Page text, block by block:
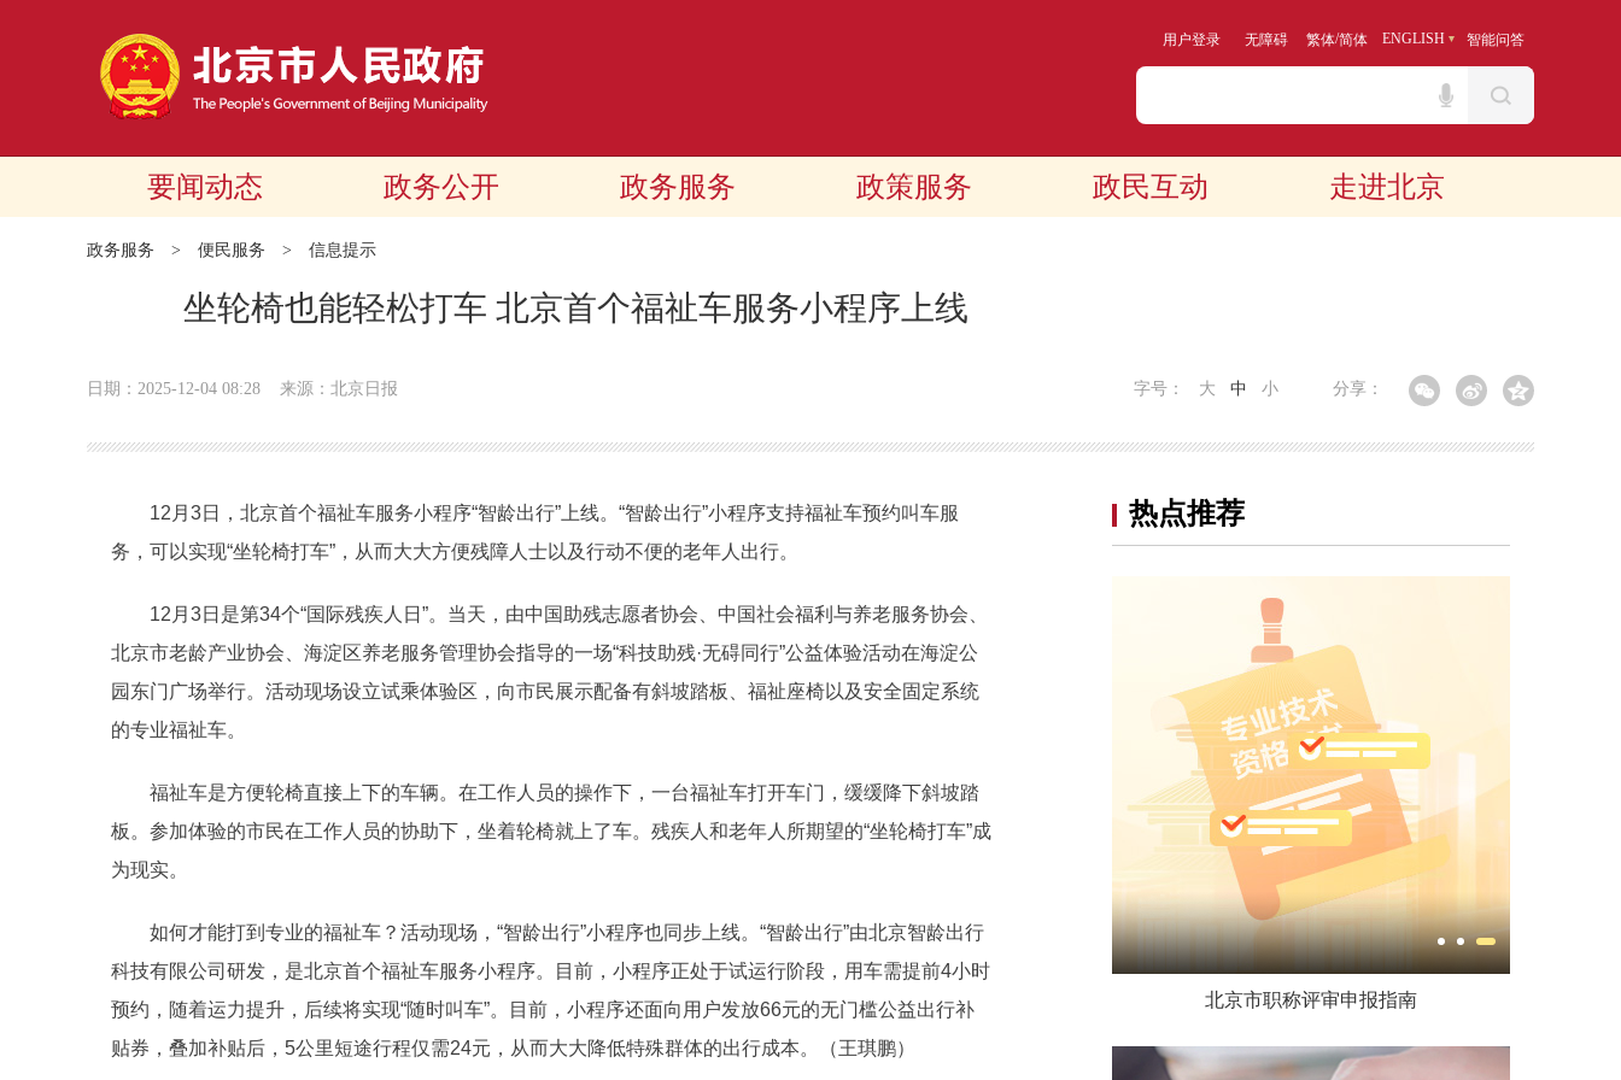
用户登录 无障碍 繁体/简体 ENGLISH 智能问答
要闻动态 政务公开 政务服务 政策服务 政民互动 走进北京
政务服务 > 便民服务 > 信息提示
坐轮椅也能轻松打车 北京首个福祉车服务小程序上线
日期：2025-12-04 08:28 来源：北京日报 分享：
字号： 大 中 小
12月3日，北京首个福祉车服务小程序“智龄出行”上线。“智龄出行”小程序支持福祉车预约叫车服
务，可以实现“坐轮椅打车”，从而大大方便残障人士以及行动不便的老年人出行。
12月3日是第34个“国际残疾人日”。当天，由中国助残志愿者协会、中国社会福利与养老服务协会、
北京市老龄产业协会、海淀区养老服务管理协会指导的一场“科技助残·无碍同行”公益体验活动在海淀公
园东门广场举行。活动现场设立试乘体验区，向市民展示配备有斜坡踏板、福祉座椅以及安全固定系统
的专业福祉车。
福祉车是方便轮椅直接上下的车辆。在工作人员的操作下，一台福祉车打开车门，缓缓降下斜坡踏
板。参加体验的市民在工作人员的协助下，坐着轮椅就上了车。残疾人和老年人所期望的“坐轮椅打车”成
为现实。
如何才能打到专业的福祉车？活动现场，“智龄出行”小程序也同步上线。“智龄出行”由北京智龄出行
科技有限公司研发，是北京首个福祉车服务小程序。目前，小程序正处于试运行阶段，用车需提前4小时
预约，随着运力提升，后续将实现“随时叫车”。目前，小程序还面向用户发放66元的无门槛公益出行补
贴券，叠加补贴后，5公里短途行程仅需24元，从而大大降低特殊群体的出行成本。（王琪鹏）
热点推荐